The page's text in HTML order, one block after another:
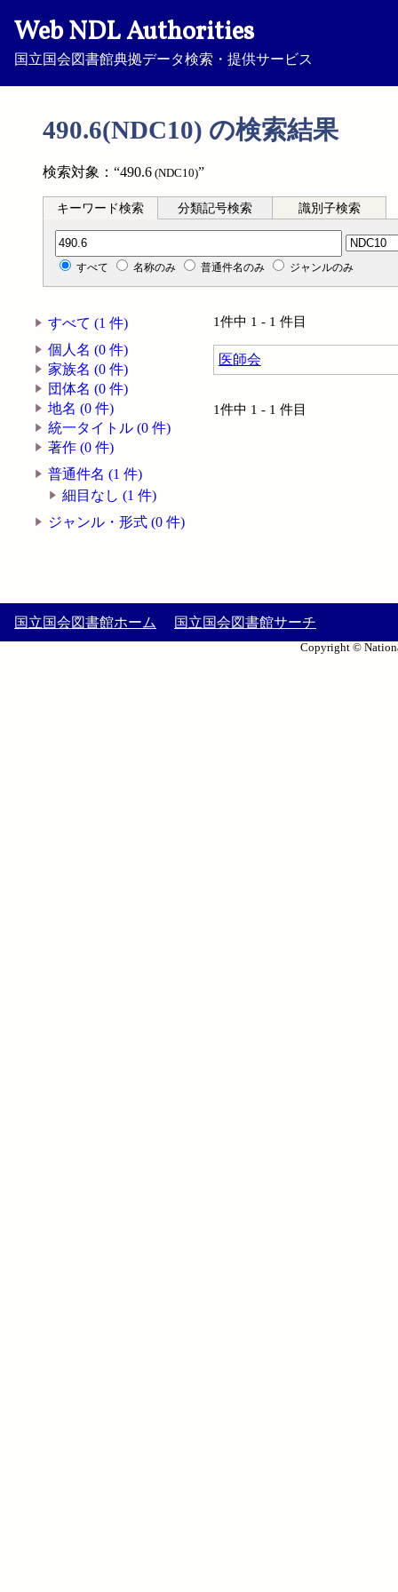
Web NDL Authorities
国立国会図書館典拠データ検索・提供サービス
490.6(NDC10) の検索結果
検索対象：“490.6 (NDC10)”
キーワード検索 分類記号検索 識別子検索
分類記号検索
すべて 名称のみ 普通件名のみ ジャンルのみ
すべて (1 件)
個人名 (0 件)
家族名 (0 件)
団体名 (0 件)
地名 (0 件)
統一タイトル (0 件)
著作 (0 件)
普通件名 (1 件)
細目なし (1 件)
ジャンル・形式 (0 件)
1件中 1 - 1 件目
医師会
1件中 1 - 1 件目
国立国会図書館ホーム 国立国会図書館サーチ
Copyright ©